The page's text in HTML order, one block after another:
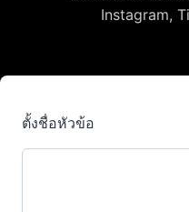
Instagram,
ตั้งชื่อหัวข้อ